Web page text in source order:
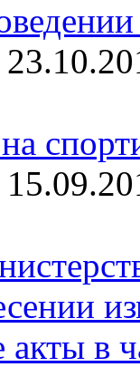
акты в